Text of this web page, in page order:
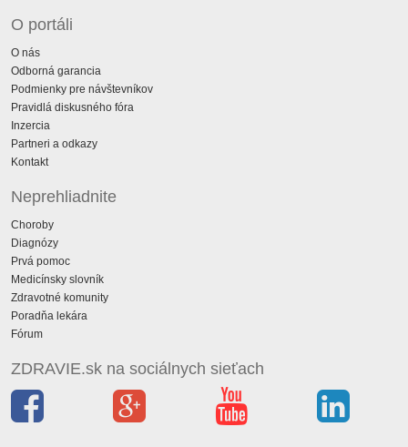
O portáli
O nás
Odborná garancia
Podmienky pre návštevníkov
Pravidlá diskusného fóra
Inzercia
Partneri a odkazy
Kontakt
Neprehliadnite
Choroby
Diagnózy
Prvá pomoc
Medicínsky slovník
Zdravotné komunity
Poradňa lekára
Fórum
ZDRAVIE.sk na sociálnych sieťach